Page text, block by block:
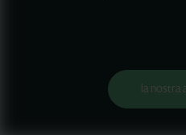
la nostra